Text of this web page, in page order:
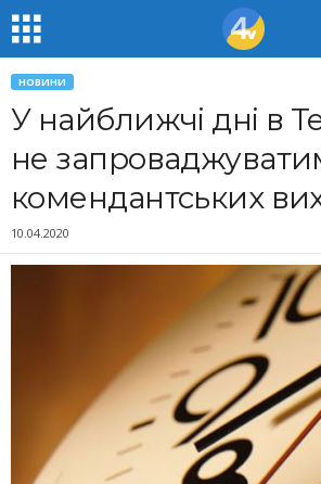
НОВИНИ
У найближчі дні в
не
комендантських
10.04.2020